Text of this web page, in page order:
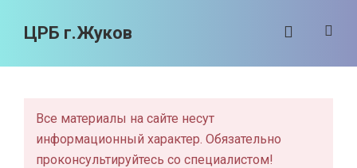
ЦРБ г.Жуков
Все материалы на сайте несут
информационный характер. Обязательно
проконсультируйтесь со специалистом!